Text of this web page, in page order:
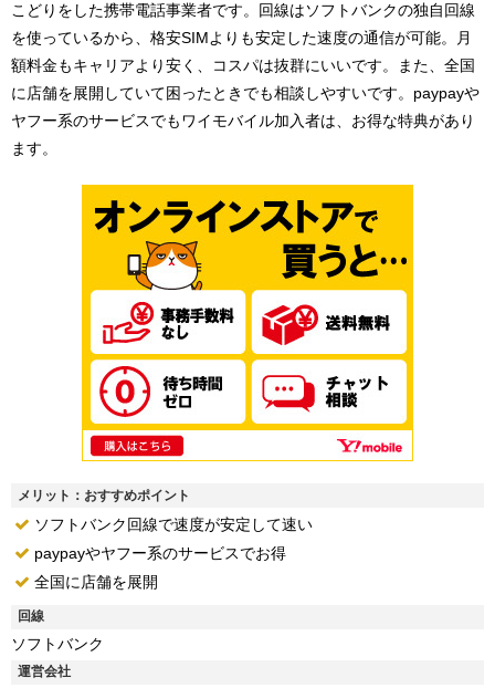
こどりをした携帯電話事業者です。回線はソフトバンクの独自回線
を使っているから、格安SIMよりも安定した速度の通信が可能。月
額料金もキャリアより安く、コスパは抜群にいいです。また、全国
に店舗を展開していて困ったときでも相談しやすいです。paypayや
ヤフー系のサービスでもワイモバイル加入者は、お得な特典があり
ます。
メリット：おすすめポイント
ソフトバンク回線で速度が安定して速い
paypayやヤフー系のサービスでお得
全国に店舗を展開
回線
ソフトバンク
運営会社